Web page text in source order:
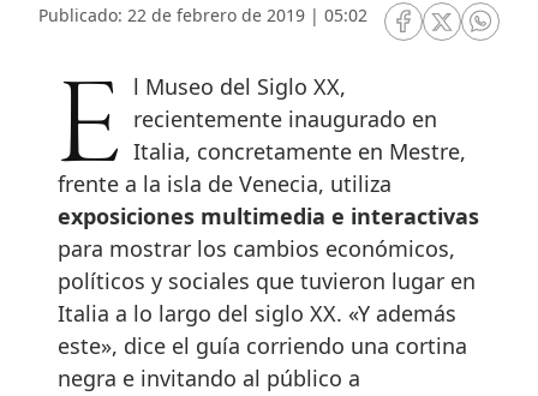
Publicado: 22 de febrero de 2019 | 05:02
RRSS Facebook
RRSSRRSS
El Museo del Siglo XX, recientemente inaugurado en
Italia, concretamente en Mestre,
frente a la isla de Venecia, utiliza
exposiciones multimedia e interactivas
para mostrar los cambios económicos,
políticos y sociales que tuvieron lugar en
Italia a lo largo del siglo XX. «Y además
este», dice el guía corriendo una cortina
negra e invitando al público a